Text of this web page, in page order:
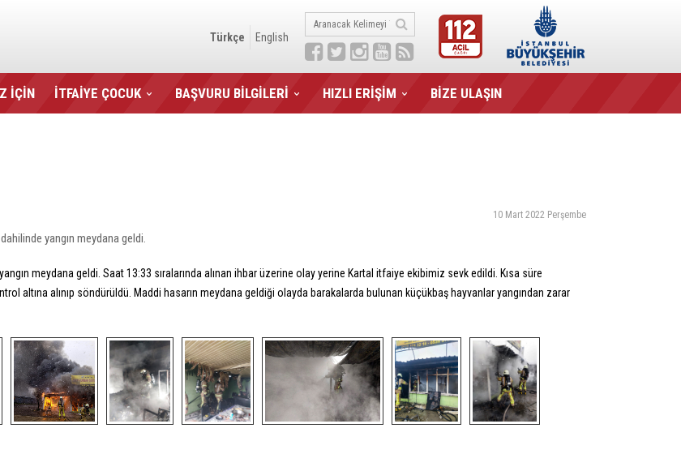
Türkçe English
İÇİN İTFAİYE ÇOCUK BAŞVURU BİLGİLERİ HIZLI ERİŞİM BİZE ULAŞIN
10 Mart 2022 Perşembe
yangın meydana geldi.
meydana geldi. Saat 13:33 sıralarında alınan ihbar üzerine olay yerine Kartal itfaiye ekibimiz sevk edildi. Kısa süre
altına alınıp söndürüldü. Maddi hasarın meydana geldiği olayda barakalarda bulunan küçükbaş hayvanlar yangından zarar